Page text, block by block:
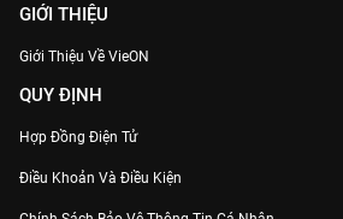
GIỚI THIỆU
Giới Thiệu Về VieON
QUY ĐỊNH
Hợp Đồng Điện Tử
Điều Khoản Và Điều Kiện